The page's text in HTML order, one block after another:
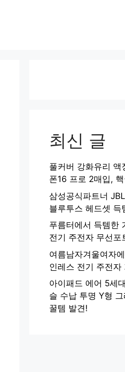
최신 글
풀커버 강화유리 액
폰16 프로 2매입,
삼성공식파트너
블루투스 헤드셋 득
푸름터에서 득템한
전기 주전자 무선포
여름남자겨울여자
인레스 전기 주전자
아이패드 에어 5세
슬 수납 투명 Y형
꿀템 발견!